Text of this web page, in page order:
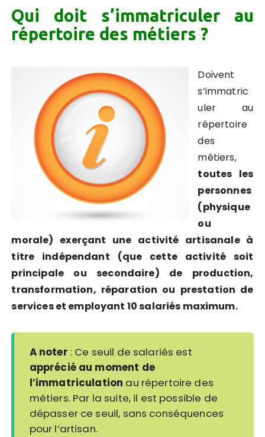
Qui doit s’immatriculer au
répertoire des métiers ?
Doivent
s’immatric
uler au
répertoire
des
métiers,
toutes les
personnes
(physique
ou
morale) exerçant une activité artisanale à
titre indépendant (que cette activité soit
principale ou secondaire) de production,
transformation, réparation ou prestation de
services et employant 10 salariés maximum.
A noter : Ce seuil de salariés est
apprécié au moment de
l’immatriculation au répertoire des
métiers. Par la suite, il est possible de
dépasser ce seuil, sans conséquences
pour l’artisan.